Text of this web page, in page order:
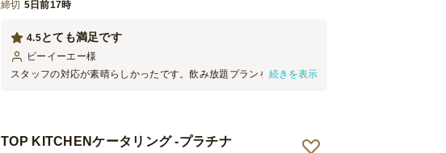
締切 5日前17時
とても満足です
4.5
ビーイーエー様
スタッフの対応が素晴らしかったです。飲み放題プランを選んだの
続きを表示
TOP KITCHENケータリング -プラチナ